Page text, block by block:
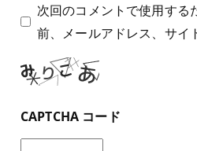
次回のコメントで使用する
前、メールアドレス、サイ
CAPTCHA コード